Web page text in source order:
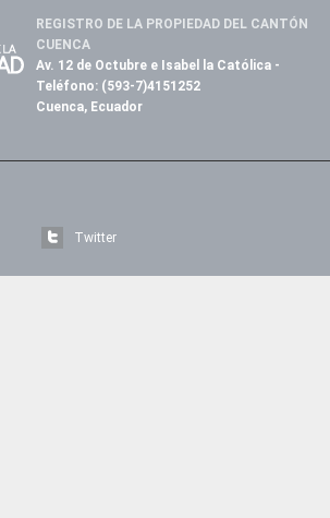
REGISTRO DE LA PROPIEDAD DEL CANTÓN
CUENCA
Av. 12 de Octubre e Isabel la Católica -
Teléfono: (593-7)4151252
Cuenca, Ecuador
Twitter